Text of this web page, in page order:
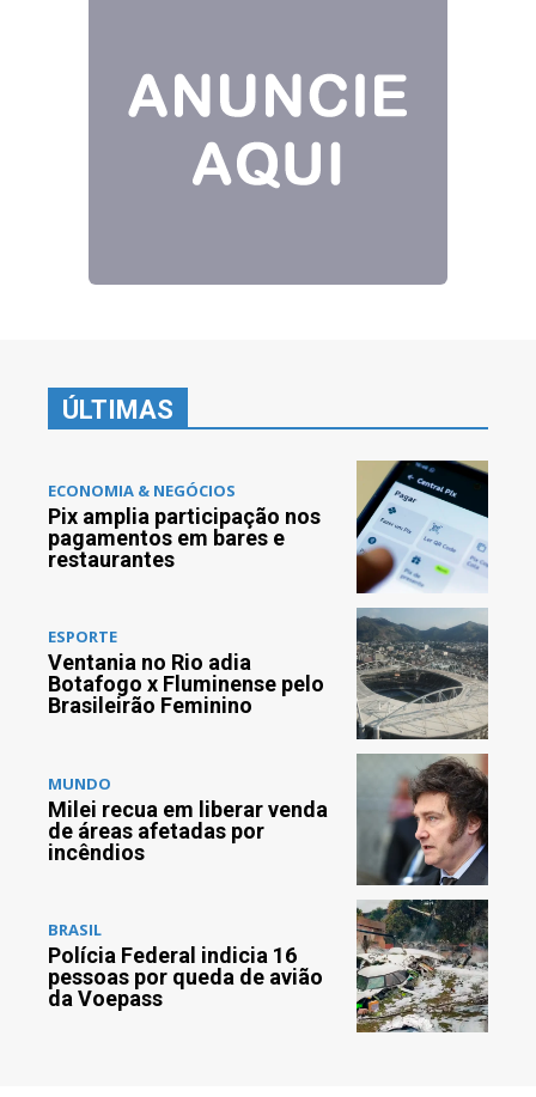
ÚLTIMAS
ECONOMIA & NEGÓCIOS
Pix amplia participação nos
pagamentos em bares e
restaurantes
ESPORTE
Ventania no Rio adia
Botafogo x Fluminense pelo
Brasileirão Feminino
MUNDO
Milei recua em liberar venda
de áreas afetadas por
incêndios
BRASIL
Polícia Federal indicia 16
pessoas por queda de avião
da Voepass